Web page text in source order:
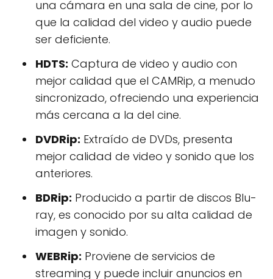
una cámara en una sala de cine, por lo
que la calidad del video y audio puede
ser deficiente.
HDTS: Captura de video y audio con
mejor calidad que el CAMRip, a menudo
sincronizado, ofreciendo una experiencia
más cercana a la del cine.
DVDRip: Extraído de DVDs, presenta
mejor calidad de video y sonido que los
anteriores.
BDRip: Producido a partir de discos Blu-
ray, es conocido por su alta calidad de
imagen y sonido.
WEBRip: Proviene de servicios de
streaming y puede incluir anuncios en